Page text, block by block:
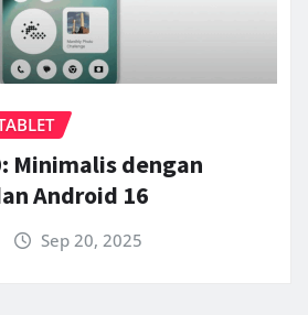
Minimalis dengan
Android 16
Sep 20, 2025